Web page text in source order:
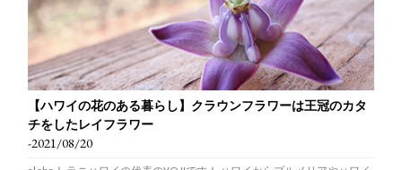
【ハワイの花のある暮らし】クラウンフラワーは王冠のカタ
チをしたレイフラワー
-2021/08/20